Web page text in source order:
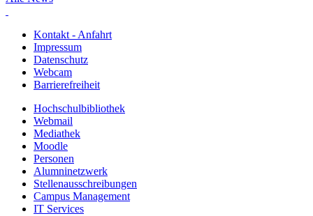
Kontakt - Anfahrt
Impressum
Datenschutz
Webcam
Barrierefreiheit
Hochschulbibliothek
Webmail
Mediathek
Moodle
Personen
Alumninetzwerk
Stellenausschreibungen
Campus Management
IT Services